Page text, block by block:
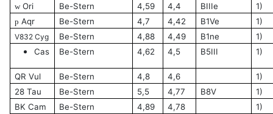
wOri Be-Stern 4,59 4,4 BIIIe 1)
p Aqr Be-Stern 4,7 4,42 B1Ve 1)
V832 Cyg Be-Stern 4,88 4,49 B1ne
1)
Cas
Be-Stern 4,62 4,5 B5III 1)
QR Vul Be-Stern 4,8 4,6
1)
28 Tau
Be-Stern 5,5 4,77 B8V
1)
BK Cam
Be-Stern 4,89 4,78
1)